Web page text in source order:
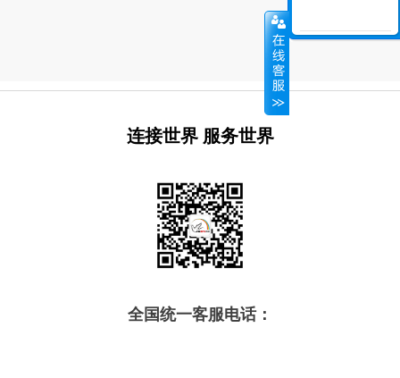
连接世界 服务世界
全国统一客服电话：